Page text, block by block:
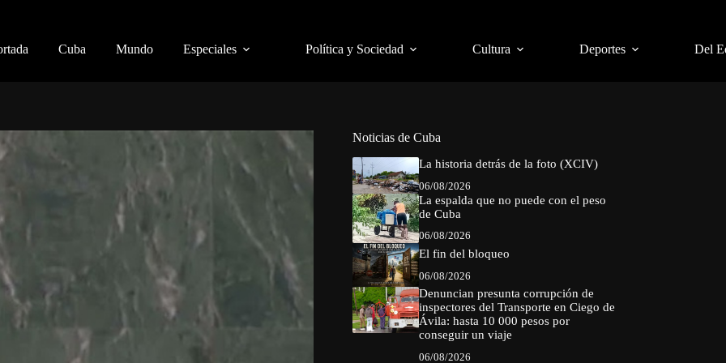
Cuba Mundo Especiales Política y Sociedad Cultura Deportes Del
Noticias de Cuba
La historia detrás de la foto (XCIV)
06/08/2026
La espalda que no puede con el peso
de Cuba
06/08/2026
El fin del bloqueo
06/08/2026
Denuncian presunta corrupción de
inspectores del Transporte en Ciego de
Ávila: hasta 10 000 pesos por
conseguir un viaje
06/08/2026